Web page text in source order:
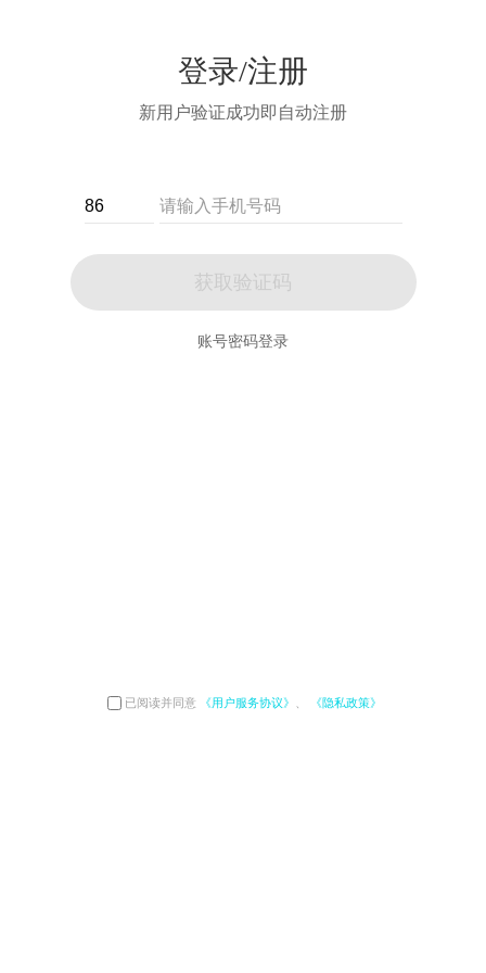
登录/注册
新用户验证成功即自动注册
获取验证码
账号密码登录
已阅读并同意 《用户服务协议》 《隐私政策》